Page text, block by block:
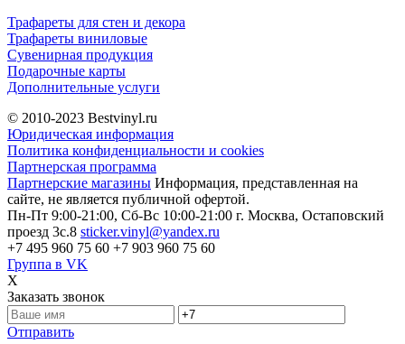
Трафареты для стен и декора
Трафареты виниловые
Сувенирная продукция
Подарочные карты
Дополнительные услуги
© 2010-2023 Bestvinyl.ru
Юридическая информация
Политика конфиденциальности и cookies
Партнерская программа
Партнерские магазины Информация, представленная на
сайте, не является публичной офертой.
Пн-Пт 9:00-21:00, Сб-Вс 10:00-21:00 г. Москва, Остаповский
проезд 3с.8 sticker.vinyl@yandex.ru
+7 495 960 75 60 +7 903 960 75 60
Группа в VK
X
Заказать звонок
Отправить